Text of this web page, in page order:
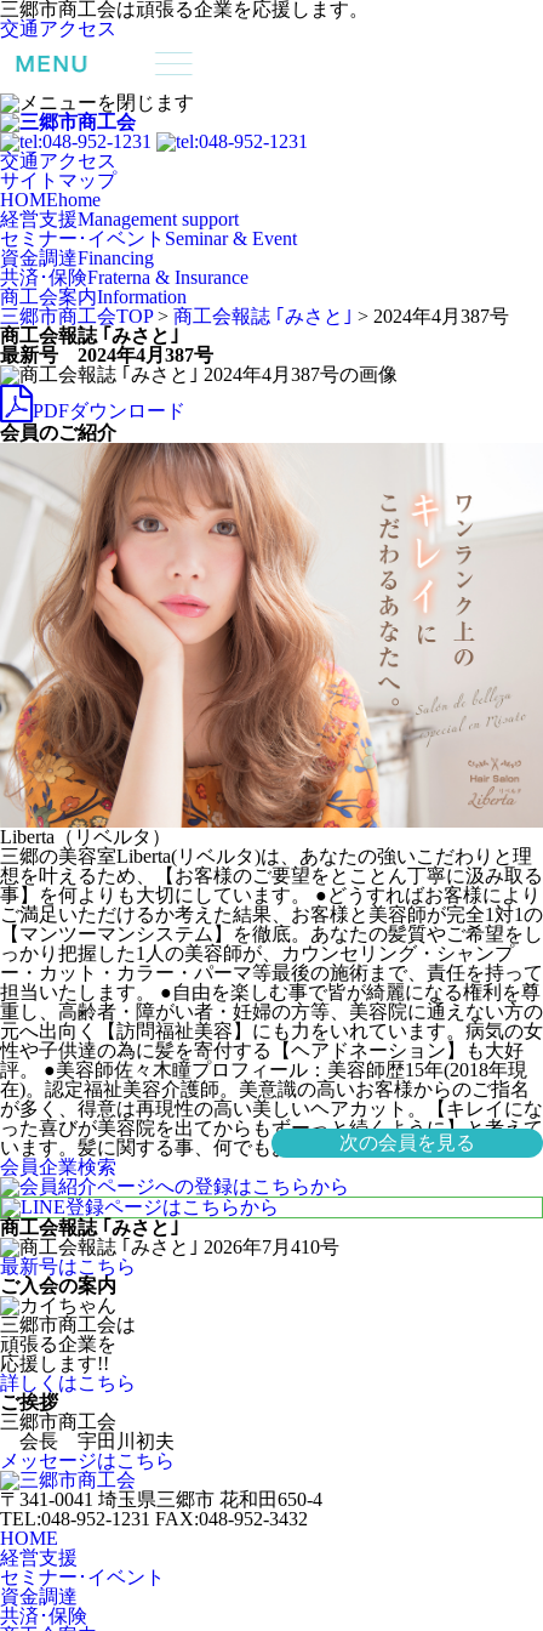
三郷市商工会は頑張る企業を応援します。
交通アクセス
交通アクセス
サイトマップ
HOMEhome
経営支援Management support
セミナー･イベント Seminar & Event
資金調達Financing
共済･保険Fraterna & Insurance
商工会案内Information
三郷市商工会TOP> 商工会報誌 ｢みさと｣ > 2024年4月387号
商工会報誌 ｢みさと｣
最新号 2024年4月387号
PDFダウンロード
会員のご紹介
Liberta（リベルタ）
三郷の美容室Liberta(リベルタ)は、あなたの強いこだわりと理
想を叶えるため、【お客様のご要望をとことん丁寧に汲み取る
事】を何よりも大切にしています。 ●どうすればお客様により
ご満足いただけるか考えた結果、お客様と美容師が完全1対1の
【マンツーマンシステム】を徹底。あなたの髪質やご希望をし
っかり把握した1人の美容師が、カウンセリング・シャンプ
ー・カット・カラー・パーマ等最後の施術まで、責任を持って
担当いたします。 ●自由を楽しむ事で皆が綺麗になる権利を尊
重し、高齢者・障がい者・妊婦の方等、美容院に通えない方の
元へ出向く【訪問福祉美容】にも力をいれています。病気の女
性や子供達の為に髪を寄付する【ヘアドネーション】も大好
評。 ●美容師佐々木瞳プロフィール：美容師歴15年(2018年現
在)。認定福祉美容介護師。美意識の高いお客様からのご指名
が多く、得意は再現性の高い美しいヘアカット。【キレイにな
った喜びが美容院を出てからもずーっと続くように】と考えて
います。髪に関する事、何でもお気軽にご相談ください。
次の会員を見る
会員企業検索
商工会報誌 ｢みさと｣
最新号はこちら
ご入会の案内
三郷市商工会は
頑張る企業を
応援します!!
詳しくはこちら
ご挨拶
三郷市商工会
会長 宇田川初夫
メッセージはこちら
〒341-0041 埼玉県三郷市 花和田650-4
TEL:048-952-1231 FAX:048-952-3432
HOME
経営支援
セミナー･イベント
資金調達
共済･保険